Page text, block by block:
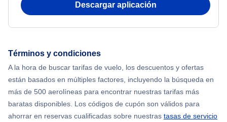
Flights from Shanghai to Nueva York
Flights from Nueva York to Hong Kong
Flights from Nueva York to Seúl
Descargar aplicación
Términos y condiciones
A la hora de buscar tarifas de vuelo, los descuentos y ofertas
están basados en múltiples factores, incluyendo la búsqueda en
más de 500 aerolíneas para encontrar nuestras tarifas más
baratas disponibles. Los códigos de cupón son válidos para
ahorrar en reservas cualificadas sobre nuestras tasas de servicio